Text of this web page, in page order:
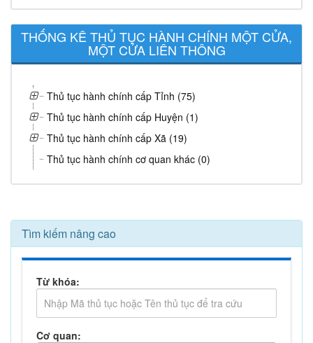
THỐNG KÊ THỦ TỤC HÀNH CHÍNH MỘT CỬA,
MỘT CỬA LIÊN THÔNG
Thủ tục hành chính cấp Tỉnh (75)
Thủ tục hành chính cấp Huyện (1)
Thủ tục hành chính cấp Xã (19)
Thủ tục hành chính cơ quan khác (0)
Tìm kiếm nâng cao
Từ khóa:
Cơ quan: